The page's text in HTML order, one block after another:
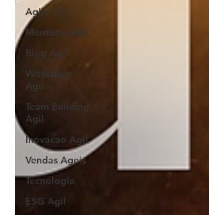
Agile CX
Mentoria Agil
Blog Agil
Workshop
Agil
Team Building
Agil
Inovacao Agil
Vendas Ageis
Tecnologia
ESG Agil